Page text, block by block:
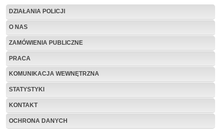
DZIAŁANIA POLICJI
O NAS
ZAMÓWIENIA PUBLICZNE
PRACA
KOMUNIKACJA WEWNĘTRZNA
STATYSTYKI
KONTAKT
OCHRONA DANYCH